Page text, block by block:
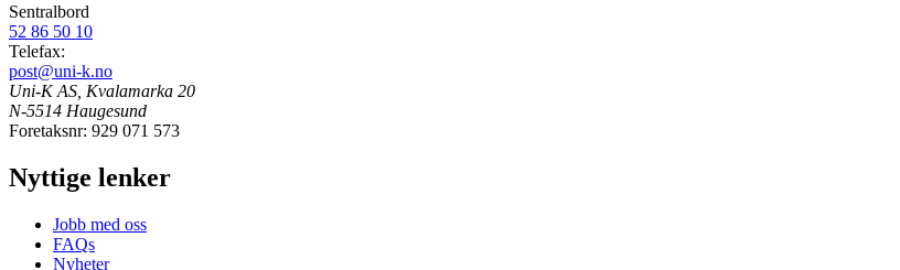
Sentralbord
52 86 50 10
Telefax:
post@uni-k.no
Uni-K AS, Kvalamarka 20
N-5514 Haugesund
Foretaksnr: 929 071 573
Nyttige lenker
Jobb med oss
FAQs
Nyheter